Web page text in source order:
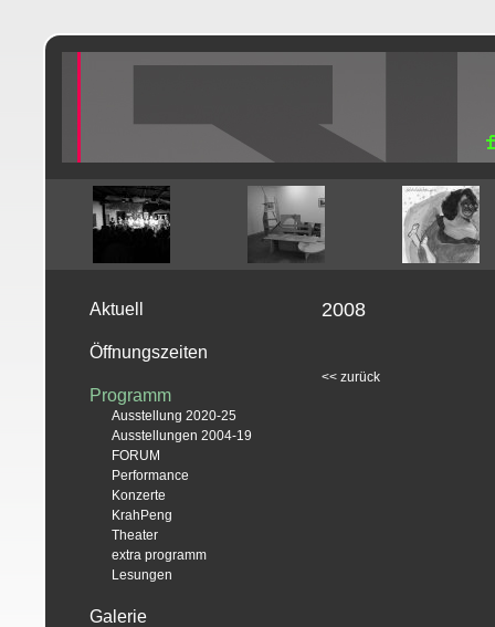
Aktuell
Öffnungszeiten
Programm
Ausstellung 2020-25
Ausstellungen 2004-19
FORUM
Performance
Konzerte
KrahPeng
Theater
extra programm
Lesungen
Galerie
2008
<< zurück